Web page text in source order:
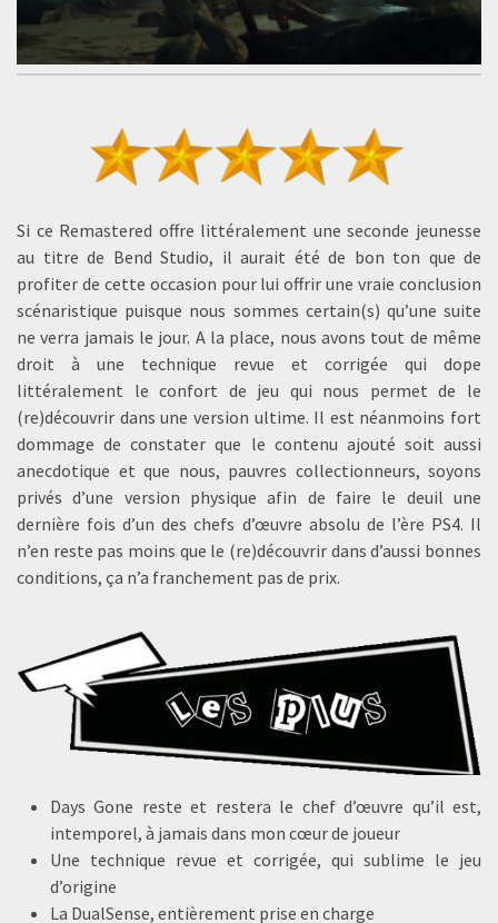
Si ce Remastered offre littéralement une seconde jeunesse
au titre de Bend Studio, il aurait été de bon ton que de
profiter de cette occasion pour lui offrir une vraie conclusion
scénaristique puisque nous sommes certain(s) qu’une suite
ne verra jamais le jour. A la place, nous avons tout de même
droit à une technique revue et corrigée qui dope
littéralement le confort de jeu qui nous permet de le
(re)découvrir dans une version ultime. Il est néanmoins fort
dommage de constater que le contenu ajouté soit aussi
anecdotique et que nous, pauvres collectionneurs, soyons
privés d’une version physique afin de faire le deuil une
dernière fois d’un des chefs d’œuvre absolu de l’ère PS4. Il
n’en reste pas moins que le (re)découvrir dans d’aussi bonnes
conditions, ça n’a franchement pas de prix.
Days Gone reste et restera le chef d’œuvre qu’il est,
intemporel, à jamais dans mon cœur de joueur
Une technique revue et corrigée, qui sublime le jeu
d’origine
La DualSense, entièrement prise en charge